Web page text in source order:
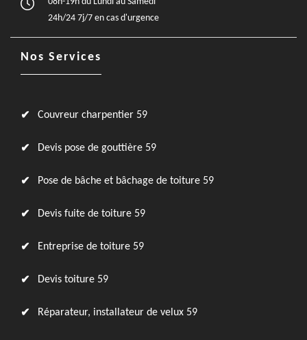
24h/24 7j/7 en cas d'urgence
Nos Services
Couvreur charpentier 59
Devis pose de gouttière 59
Pose de bâche et bâchage de toiture 59
Devis fuite de toiture 59
Entreprise de toiture 59
Devis toiture 59
Réparateur, installateur de velux 59